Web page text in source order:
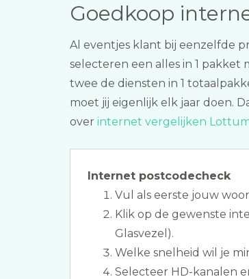
Goedkoop
Al eventjes klant bij eenzelfde
selecteren een alles in 1 pakket
twee de diensten in 1
moet jij eigenlijk elk jaar doen.
over internet vergelijken
Internet postcodecheck
Vul als eerste jouw
Klik op de gewenste
Glasvezel).
Welke snelheid wil je
Selecteer HD-kanalen